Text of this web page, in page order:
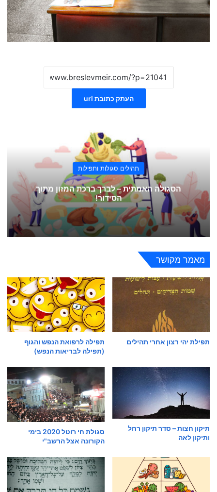
העתק כתובת url
תהילים סגולות ותפילות
הסגולה האמתית – לברך ברכת המזון מתוך
הסידור!
מאמר מקושר
תפילת יהי רצון אחרי תהילים
תפילה לרפואת הנפש והגוף
(תפילה לבריאות הנפש)
תיקון חצות – סדר תיקון רחל
ותיקון לאה
סגולת חי רוטל 2020 בימי
הקורונה אצל הרשב"י